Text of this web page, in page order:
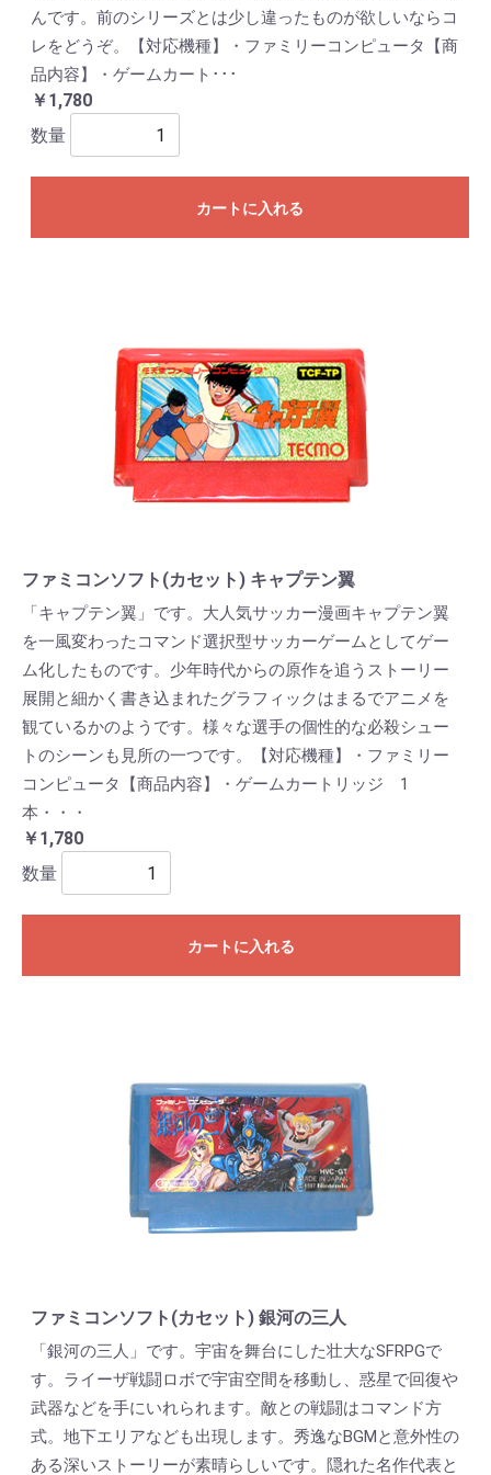
んです。前のシリーズとは少し違ったものが欲しいならコ
レをどうぞ。【対応機種】・ファミリーコンピュータ【商
品内容】・ゲームカート･･･
￥1,780
数量
カートに入れる
ファミコンソフト(カセット) キャプテン翼
「キャプテン翼」です。大人気サッカー漫画キャプテン翼
を一風変わったコマンド選択型サッカーゲームとしてゲー
ム化したものです。少年時代からの原作を追うストーリー
展開と細かく書き込まれたグラフィックはまるでアニメを
観ているかのようです。様々な選手の個性的な必殺シュー
トのシーンも見所の一つです。【対応機種】・ファミリー
コンピュータ【商品内容】・ゲームカートリッジ 1
本・・・
￥1,780
数量
カートに入れる
ファミコンソフト(カセット) 銀河の三人
「銀河の三人」です。宇宙を舞台にした壮大なSFRPGで
す。ライーザ戦闘ロボで宇宙空間を移動し、惑星で回復や
武器などを手にいれられます。敵との戦闘はコマンド方
式。地下エリアなども出現します。秀逸なBGMと意外性の
ある深いストーリーが素晴らしいです。隠れた名作代表と